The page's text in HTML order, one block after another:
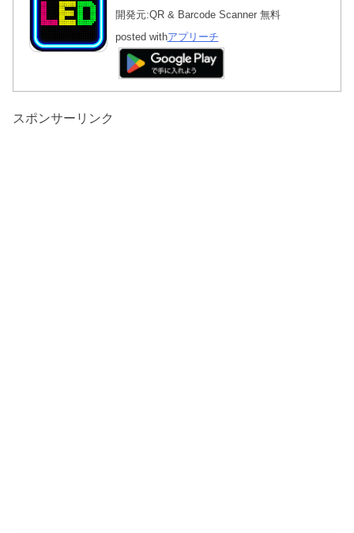
開発元:QR & Barcode Scanner 無料
posted withアプリーチ
スポンサーリンク